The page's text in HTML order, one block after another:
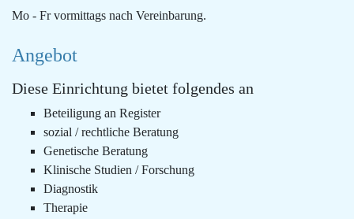
Mo - Fr vormittags nach Vereinbarung.
Angebot
Diese Einrichtung bietet folgendes an
Beteiligung an Register
sozial / rechtliche Beratung
Genetische Beratung
Klinische Studien / Forschung
Diagnostik
Therapie